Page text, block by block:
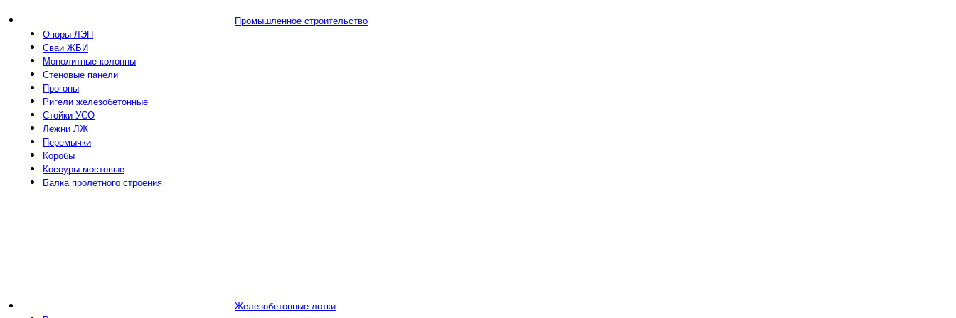
Промышленное строительство
Опоры ЛЭП
Сваи ЖБИ
Монолитные колонны
Стеновые панели
Прогоны
Ригели железобетонные
Стойки УСО
Лежни ЛЖ
Перемычки
Коробы
Косоуры мостовые
Балка пролетного строения
Железобетонные лотки